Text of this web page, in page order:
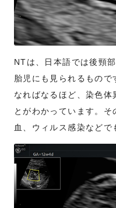
NTは、日本語では後頸
胎児にも見られるもので
なればなるほど、染色体
とがわかっています。
血、ウィルス感染などで